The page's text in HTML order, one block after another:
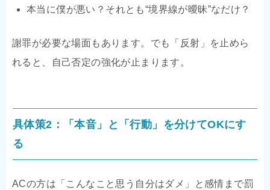
本当に僕が悪い？それとも“境界線が曖昧”なだけ？
謝罪が必要な場面もあります。でも「反射」を止めら
れると、自己否定の強化が止まります。
具体策2：「本音」と「行動」を分けてOKにす
る
ACの方は「こんなこと思う自分はダメ」と感情まで罰